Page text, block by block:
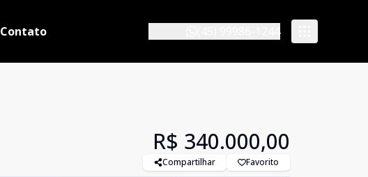
Contato
R$ 340.000,00
Compartilhar Favorito